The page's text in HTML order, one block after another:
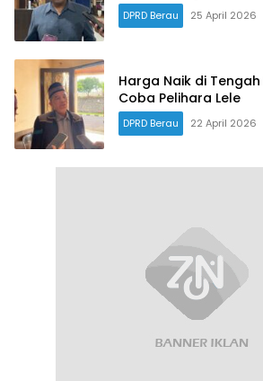
DPRD Berau 25 April 2026
Harga Naik di Tengah
Coba Pelihara Lele
DPRD Berau 22 April 2026